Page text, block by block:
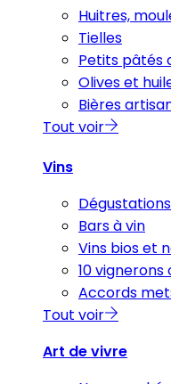
Huitres,
Tielles
Petits pâtés
Olives et
Bières
Tout voir
Vins
Bars à vin
Vins bios et
10
Accords
Tout voir
Art de vivre